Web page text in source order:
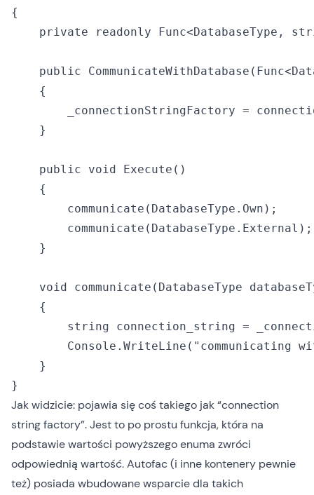
{
private readonly Func<DatabaseType,
public
    {
_connectionStringFactory =
    }
    public void Execute()
    {
        communicate(DatabaseType.Own);
        communicate(DatabaseType.External);
    }
void communicate(DatabaseType
    {
string connection_string =
Console.WriteLine("communicating
    }
Jak widzicie: pojawia się coś takiego jak “connection
string factory”. Jest to po prostu funkcja, która na
podstawie wartości powyższego enuma zwróci
odpowiednią wartość. Autofac (i inne kontenery pewnie
też) posiada wbudowane wsparcie dla takich